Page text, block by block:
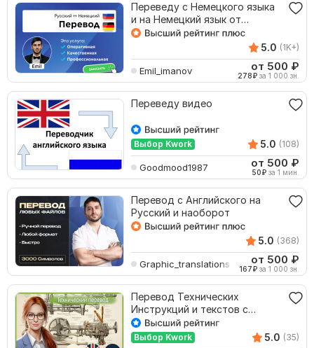
Переведу с Немецкого языка
и на Немецкий язык от
носителя языка
5.0 (1K+)
Emil_imanov от 500 ₽
278₽ за 1 000 зн.
Переведу видео
Выбор Kwork 5.0 (108)
Goodmood1987 от 500 ₽
50₽ за 1 мин.
Перевод с Английского на
Русский и наоборот
5.0 (368)
Graphic_translations от 500 ₽
167₽ за 1 000 зн.
Перевод Технических
Инструкций и текстов с
Английского на Русский
Выбор Kwork 5.0 (35)